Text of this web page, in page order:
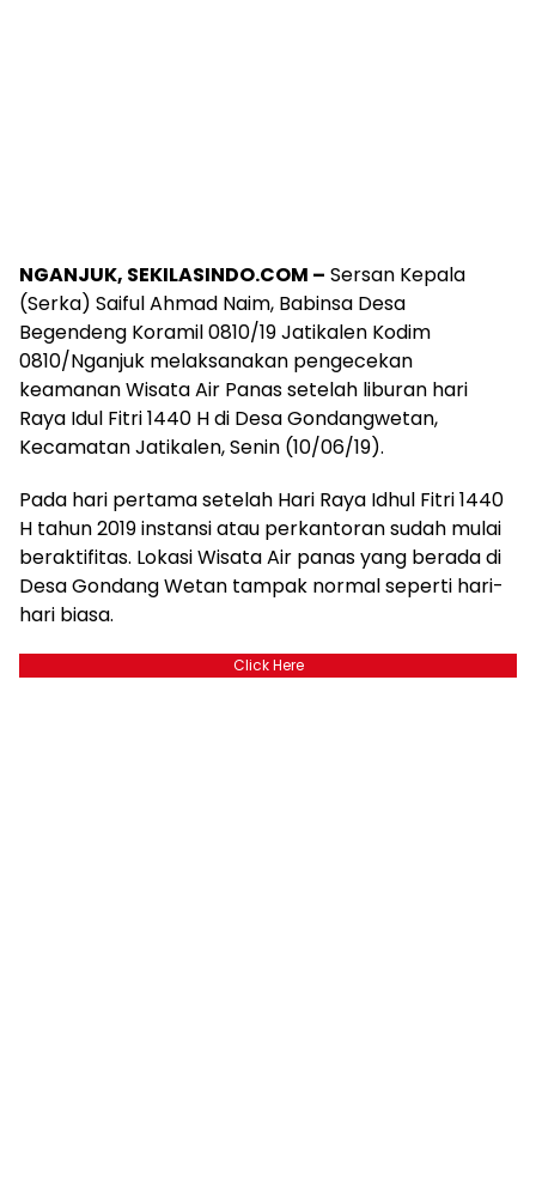
NGANJUK, SEKILASINDO.COM – Sersan Kepala
(Serka) Saiful Ahmad Naim, Babinsa Desa
Begendeng Koramil 0810/19 Jatikalen Kodim
0810/Nganjuk melaksanakan pengecekan
keamanan Wisata Air Panas setelah liburan hari
Raya Idul Fitri 1440 H di Desa Gondangwetan,
Kecamatan Jatikalen, Senin (10/06/19).
Pada hari pertama setelah Hari Raya Idhul Fitri 1440
H tahun 2019 instansi atau perkantoran sudah mulai
beraktifitas. Lokasi Wisata Air panas yang berada di
Desa Gondang Wetan tampak normal seperti hari-
hari biasa.
Click Here